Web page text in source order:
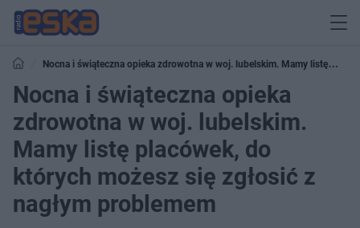
Nocna i świąteczna opieka zdrowotna w woj. lubelskim. Mamy listę
placówek, do których możesz się zgłosić z nagłym problemem
Nocna i świąteczna opieka
zdrowotna w woj. lubelskim.
Mamy listę placówek, do
których możesz się zgłosić z
nagłym problemem